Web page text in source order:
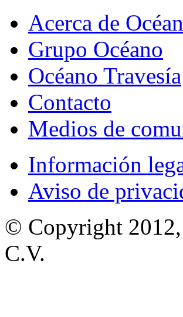
Acerca de
Grupo Océano
Océano Travesía
Contacto
Medios de
Información
Aviso de
© Copyright
C.V.